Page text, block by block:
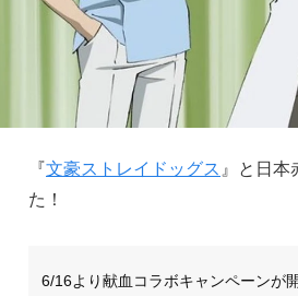
『文豪ストレイドッグス 』と日
た！
6/16より献血コラボキャンペーンが